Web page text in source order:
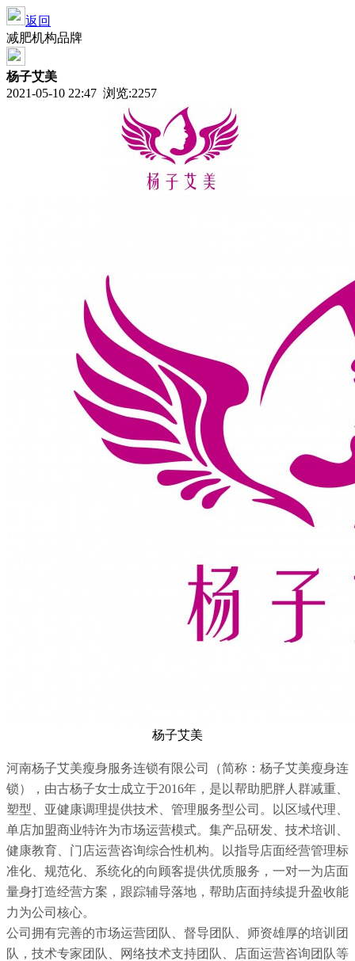
返回
减肥机构品牌
杨子艾美
2021-05-10 22:47 浏览:2257
杨子艾美
河南杨子艾美瘦身服务连锁有限公司（简称：杨子艾美瘦身连
锁），由古杨子女士成立于2016年，是以帮助肥胖人群减重、
塑型、亚健康调理提供技术、管理服务型公司。以区域代理、
单店加盟商业特许为市场运营模式。集产品研发、技术培训、
健康教育、门店运营咨询综合性机构。以指导店面经营管理标
准化、规范化、系统化的向顾客提供优质服务，一对一为店面
量身打造经营方案，跟踪辅导落地，帮助店面持续提升盈收能
力为公司核心。
公司拥有完善的市场运营团队、督导团队、师资雄厚的培训团
队，技术专家团队、网络技术支持团队、店面运营咨询团队等